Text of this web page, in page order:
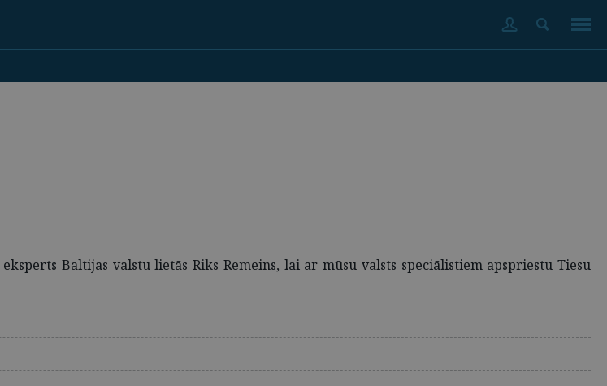
Baltijas valstu lietās Riks Remeins, lai ar mūsu valsts speciālistiem apspriestu Tiesu